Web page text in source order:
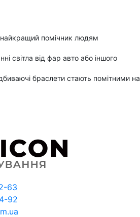
помічник людям
світла від фар авто або іншого
браслети стають помітними на
63
92